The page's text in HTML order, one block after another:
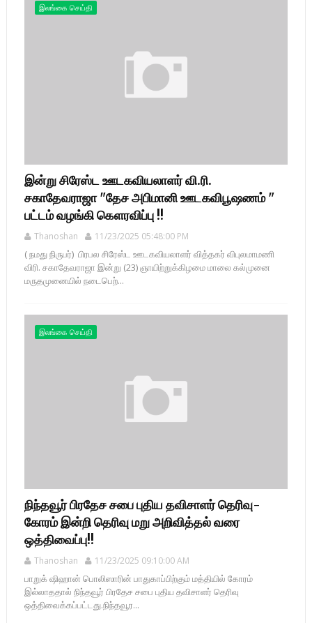
இலங்கை செய்தி
இன்று சிரேஸ்ட ஊடகவியலாளர் வி.ரி.
சகாதேவராஜா "தேச அபிமானி ஊடகவிபூஷணம் "
பட்டம் வழங்கி கௌரவிப்பு !!
Thanoshan 11/23/2025 05:48:00 PM
( நமது நிருபர்) பிரபல சிரேஸ்ட ஊடகவியலாளர் வித்தகர் விபுலமாமணி
விரி. சகாதேவராஜா இன்று (23) ஞாயிற்றுக்கிழமை மாலை கல்முனை
மருதமுனையில் நடைபெற்...
இலங்கை செய்தி
நிந்தவூர் பிரதேச சபை புதிய தவிசாளர் தெரிவு-
கோரம் இன்றி தெரிவு மறு அறிவித்தல் வரை
ஒத்திவைப்பு!!
Thanoshan 11/23/2025 09:10:00 AM
பாறுக் ஷிஹான் பொலிஸாரின் பாதுகாப்பிற்கும் மத்தியில் கோரம்
இல்லாததால் நிந்தவூர் பிரதேச சபை புதிய தவிசாளர் தெரிவு
ஒத்திவைக்கப்பட்டது.நிந்தவூர...